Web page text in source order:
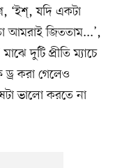
‘ইশ্‌, যদি একটা
আমরাই জিততাম...’,
দুটি প্রীতি ম্যাচে
ড্র করা গেলেও
ভালো করতে না